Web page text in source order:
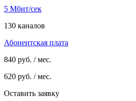
5 Мбит/сек
130 каналов
Абонентская плата
840 руб. / мес.
620 руб. / мес.
Оставить заявку